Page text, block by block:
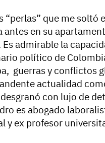
“perlas” que me soltó
antes en su
admirable la
político de
guerras y conflictos
actualidad
con lujo de
es abogado
y ex profesor